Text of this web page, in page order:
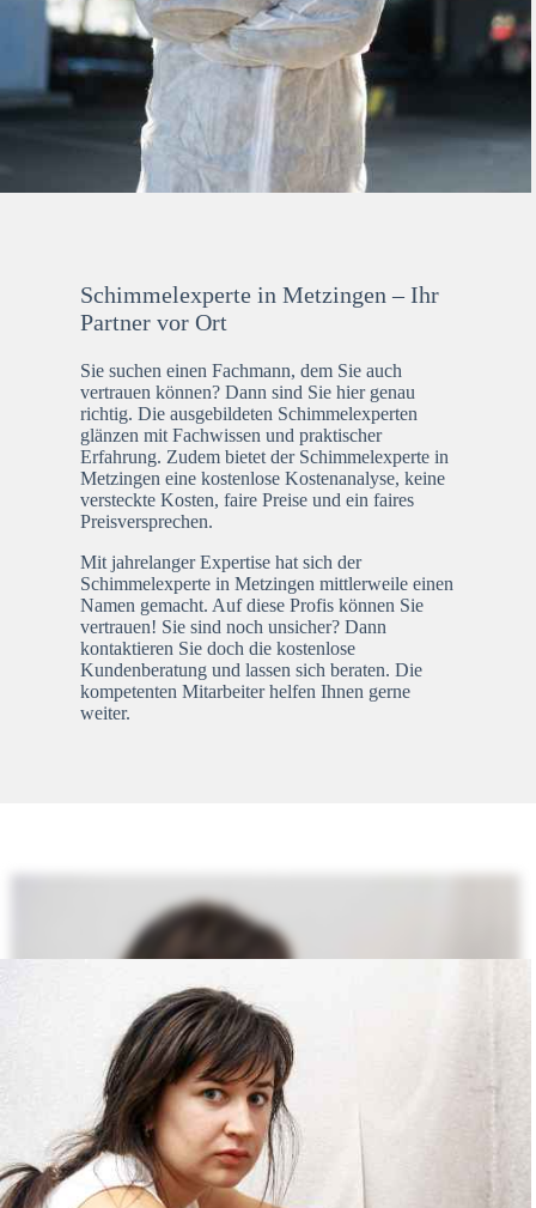
Schimmelexperte in Metzingen – Ihr
Partner vor Ort
Sie suchen einen Fachmann, dem Sie auch
vertrauen können? Dann sind Sie hier genau
richtig. Die ausgebildeten Schimmelexperten
glänzen mit Fachwissen und praktischer
Erfahrung. Zudem bietet der Schimmelexperte in
Metzingen eine kostenlose Kostenanalyse, keine
versteckte Kosten, faire Preise und ein faires
Preisversprechen.
Mit jahrelanger Expertise hat sich der
Schimmelexperte in Metzingen mittlerweile einen
Namen gemacht. Auf diese Profis können Sie
vertrauen! Sie sind noch unsicher? Dann
kontaktieren Sie doch die kostenlose
Kundenberatung und lassen sich beraten. Die
kompetenten Mitarbeiter helfen Ihnen gerne
weiter.